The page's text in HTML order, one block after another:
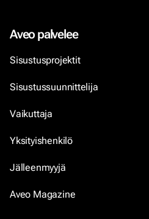
Aveo palvelee
Sisustusprojektit
Sisustussuunnittelija
Vaikuttaja
Yksityishenkilö
Jälleenmyyjä
Aveo Magazine